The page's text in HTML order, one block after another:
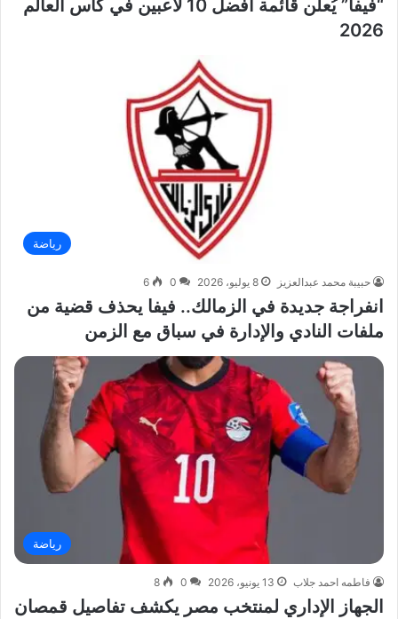
“فيفا” يُعلن قائمة أفضل 10 لاعبين في كأس العالم
2026
رياضة
حبيبة محمد عبدالعزيز 8 يوليو، 2026 0
6
انفراجة جديدة في الزمالك.. فيفا يحذف قضية من
ملفات النادي والإدارة في سباق مع الزمن
رياضة
فاطمه احمد جلاب 13 يونيو، 2026 0
8
الجهاز الإداري لمنتخب مصر يكشف تفاصيل قمصان